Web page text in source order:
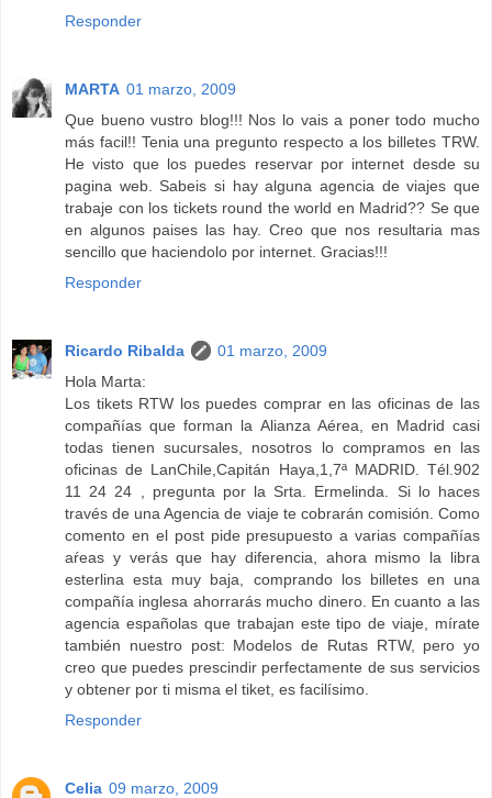
Responder
MARTA 01 marzo, 2009
Que bueno vustro blog!!! Nos lo vais a poner todo mucho
más facil!! Tenia una pregunto respecto a los billetes TRW.
He visto que los puedes reservar por internet desde su
pagina web. Sabeis si hay alguna agencia de viajes que
trabaje con los tickets round the world en Madrid?? Se que
en algunos paises las hay. Creo que nos resultaria mas
sencillo que haciendolo por internet. Gracias!!!
Responder
Ricardo Ribalda
01 marzo, 2009
Hola Marta:
Los tikets RTW los puedes comprar en las oficinas de las
compañías que forman la Alianza Aérea, en Madrid casi
todas tienen sucursales, nosotros lo compramos en las
oficinas de LanChile,Capitán Haya,1,7ª MADRID. Tél.902
11 24 24 , pregunta por la Srta. Ermelinda. Si lo haces
través de una Agencia de viaje te cobrarán comisión. Como
comento en el post pide presupuesto a varias compañías
aŕeas y verás que hay diferencia, ahora mismo la libra
esterlina esta muy baja, comprando los billetes en una
compañía inglesa ahorrarás mucho dinero. En cuanto a las
agencia españolas que trabajan este tipo de viaje, mírate
también nuestro post: Modelos de Rutas RTW, pero yo
creo que puedes prescindir perfectamente de sus servicios
y obtener por ti misma el tiket, es facilísimo.
Responder
Celia 09 marzo, 2009